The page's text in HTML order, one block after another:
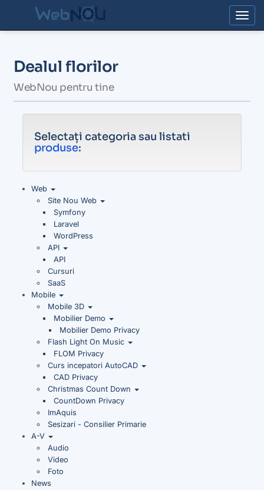
Dealul florilor
WebNou pentru tine
Selectați categoria sau listati
produse:
Web
Site Nou Web
Symfony
Laravel
WordPress
API
API
Cursuri
SaaS
Mobile
Mobile 3D
Mobilier Demo
Mobilier Demo Privacy
Flash Light On Music
FLOM Privacy
Curs incepatori AutoCAD
CAD Privacy
Christmas Count Down
CountDown Privacy
ImAquis
Sesizari - Consilier Primarie
A-V
Audio
Video
Foto
News